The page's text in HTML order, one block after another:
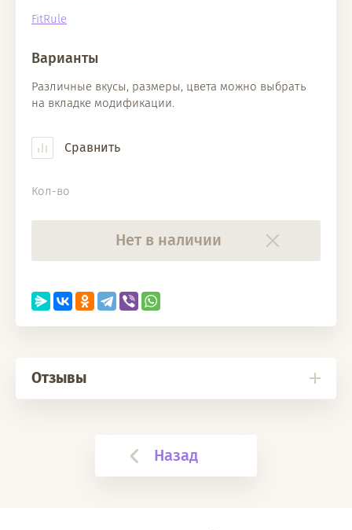
FitRule
Варианты
Различные вкусы, размеры, цвета можно выбрать
на вкладке модификации.
Сравнить
Кол-во
Нет в наличии
Отзывы
Назад